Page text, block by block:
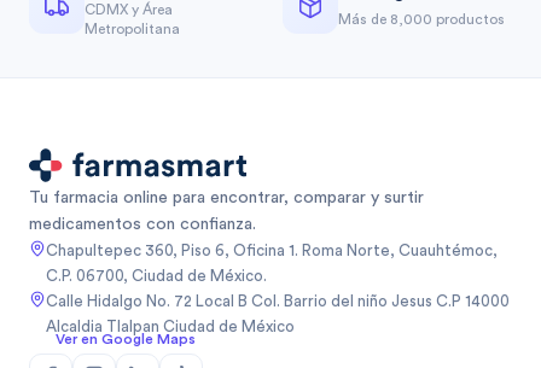
CDMX y Área
Metropolitana
Más de 8,000 productos
Tu farmacia online para encontrar, comparar y surtir
medicamentos con confianza.
Chapultepec 360, Piso 6, Oficina 1. Roma Norte, Cuauhtémoc,
C.P. 06700, Ciudad de México.
Calle Hidalgo No. 72 Local B Col. Barrio del niño Jesus C.P 14000
Alcaldia Tlalpan Ciudad de México
Ver en Google Maps